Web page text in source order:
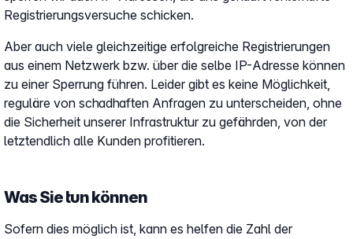
Registrierungsversuche schicken.
Aber auch viele gleichzeitige erfolgreiche Registrierungen
aus einem Netzwerk bzw. über die selbe IP-Adresse können
zu einer Sperrung führen. Leider gibt es keine Möglichkeit,
reguläre von schadhaften Anfragen zu unterscheiden, ohne
die Sicherheit unserer Infrastruktur zu gefährden, von der
letztendlich alle Kunden profitieren.
Was Sie tun können
Sofern dies möglich ist, kann es helfen die Zahl der